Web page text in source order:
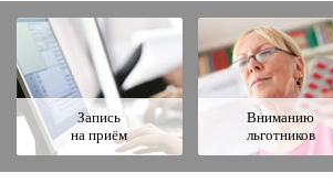
Запись
на приём
Вниманию
льготников